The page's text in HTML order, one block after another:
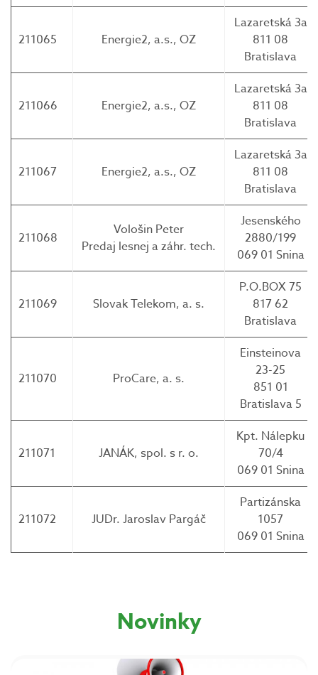
211065 Energie2, a.s., OZ
Lazaretská 3a
811 08
Bratislava
211066 Energie2, a.s., OZ
Lazaretská 3a
811 08
Bratislava
211067 Energie2, a.s., OZ
Lazaretská 3a
811 08
Bratislava
211068
Vološin Peter
Predaj lesnej a záhr. tech.
Jesenského
2880/199
069 01 Snina
211069 Slovak Telekom, a. s.
P.O.BOX 75
817 62
Bratislava
211070 ProCare, a. s.
Einsteinova
23-25
851 01
Bratislava 5
211071 JANÁK, spol. s r. o.
Kpt. Nálepku
70/4
069 01 Snina
211072 JUDr. Jaroslav Pargáč
Partizánska
1057
069 01 Snina
Novinky